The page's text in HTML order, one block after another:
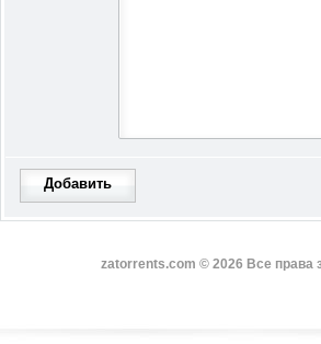
Добавить
zatorrents.com © 2026 Все